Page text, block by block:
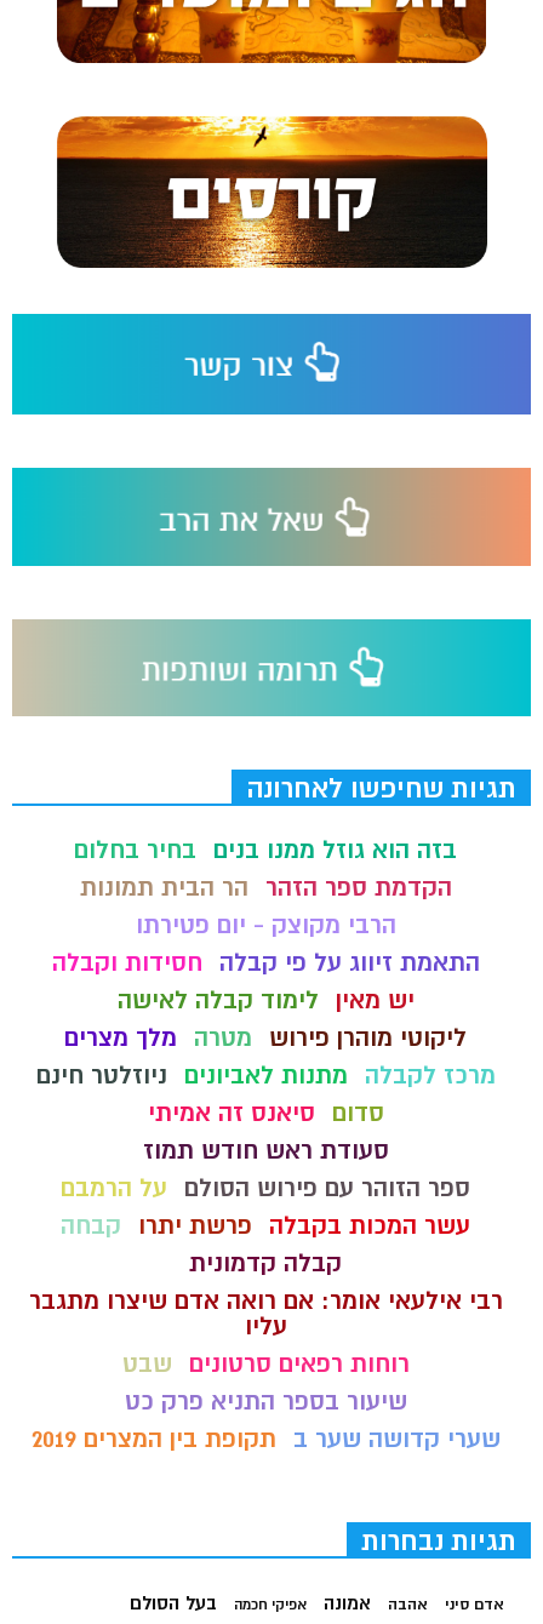
תגיות שחיפשו לאחרונה
בזה הוא גוזל ממנו בנים
בחיר בחלום
הקדמת ספר הזהר
הר הבית תמונות
הרבי מקוצק - יום פטירתו
התאמת זיווג על פי קבלה
חסידות וקבלה
יש מאין
לימוד קבלה לאישה
ליקוטי מוהרן פירוש
מטרה
מלך מצרים
מרכז לקבלה
מתנות לאביונים
ניוזלטר חינם
סדום
סיאנס זה אמיתי
סעודת ראש חודש תמוז
ספר הזוהר עם פירוש הסולם
על הרמבם
עשר המכות בקבלה
פרשת יתרו
קבחה
קבלה קדמונית
רבי אילעאי אומר: אם רואה אדם שיצרו מתגבר
עליו
רוחות רפאים סרטונים
שבט
שיעור בספר התניא פרק כט
שערי קדושה שער ב
תקופת בין המצרים 2019
תגיות נבחרות
אדם סיני אהבה אמונה אפיקי חכמה בעל הסולם